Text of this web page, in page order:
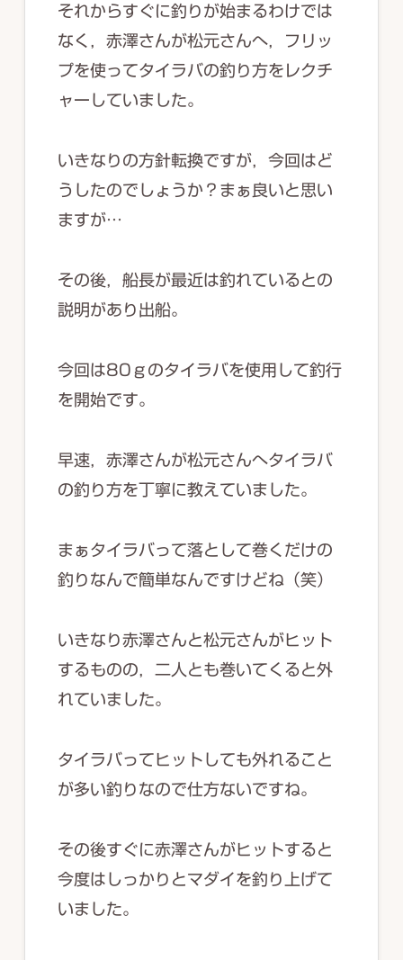
それからすぐに釣りが始まるわけでは
なく，赤澤さんが松元さんへ，フリッ
プを使ってタイラバの釣り方をレクチ
ャーしていました。
いきなりの方針転換ですが，今回はど
うしたのでしょうか？まぁ良いと思い
ますが…
その後，船長が最近は釣れているとの
説明があり出船。
今回は80ｇのタイラバを使用して釣行
を開始です。
早速，赤澤さんが松元さんへタイラバ
の釣り方を丁寧に教えていました。
まぁタイラバって落として巻くだけの
釣りなんで簡単なんですけどね（笑）
いきなり赤澤さんと松元さんがヒット
するものの，二人とも巻いてくると外
れていました。
タイラバってヒットしても外れること
が多い釣りなので仕方ないですね。
その後すぐに赤澤さんがヒットすると
今度はしっかりとマダイを釣り上げて
いました。